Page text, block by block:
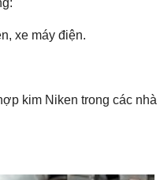
xe máy điện.
kim Niken trong các nhà